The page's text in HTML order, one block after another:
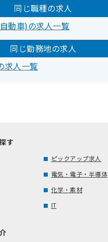
同じ職種の求人
動車)の求人一覧
同じ勤務地の求人
求人一覧
す
ピックアップ求人
電気・電子・半導体
化学・素材
IT